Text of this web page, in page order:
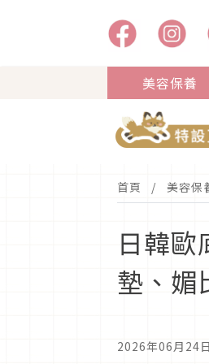
美容保養
首頁 美容保
日韓歐
墊、媚
2026年06月24日